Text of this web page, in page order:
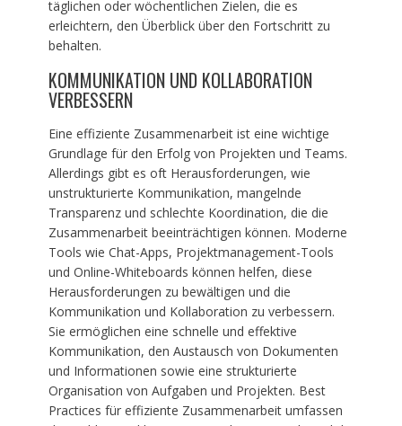
täglichen oder wöchentlichen Zielen, die es
erleichtern, den Überblick über den Fortschritt zu
behalten.
KOMMUNIKATION UND KOLLABORATION
VERBESSERN
Eine effiziente Zusammenarbeit ist eine wichtige
Grundlage für den Erfolg von Projekten und Teams.
Allerdings gibt es oft Herausforderungen, wie
unstrukturierte Kommunikation, mangelnde
Transparenz und schlechte Koordination, die die
Zusammenarbeit beeinträchtigen können. Moderne
Tools wie Chat-Apps, Projektmanagement-Tools
und Online-Whiteboards können helfen, diese
Herausforderungen zu bewältigen und die
Kommunikation und Kollaboration zu verbessern.
Sie ermöglichen eine schnelle und effektive
Kommunikation, den Austausch von Dokumenten
und Informationen sowie eine strukturierte
Organisation von Aufgaben und Projekten. Best
Practices für effiziente Zusammenarbeit umfassen